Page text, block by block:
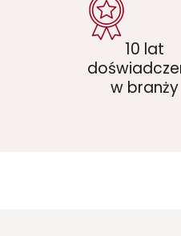
10 lat
w branży